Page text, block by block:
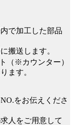
で加工した部品
搬送します。
（※カウンター）
ます。
をお伝えくださ
人をご用意して